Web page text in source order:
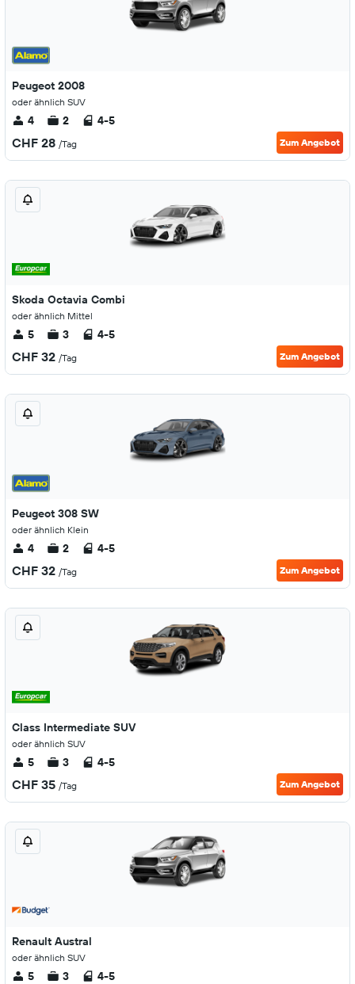
Peugeot 2008
oder ähnlich SUV
4 2 4-5
CHF 28 /Tag Zum Angebot
Skoda Octavia Combi
oder ähnlich Mittel
5 3 4-5
CHF 32 /Tag Zum Angebot
Peugeot 308 SW
oder ähnlich Klein
4 2 4-5
CHF 32 /Tag Zum Angebot
Class Intermediate SUV
oder ähnlich SUV
5 3 4-5
CHF 35 /Tag Zum Angebot
Renault Austral
oder ähnlich SUV
5 3 4-5